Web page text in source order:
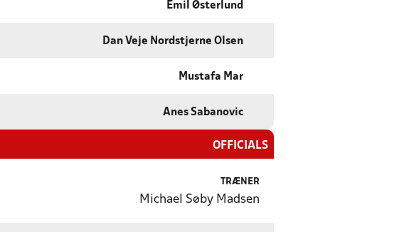
Emil Østerlund
Dan Veje Nordstjerne Olsen
Mustafa Mar
Anes Sabanovic
OFFICIALS
TRÆNER
Michael Søby Madsen